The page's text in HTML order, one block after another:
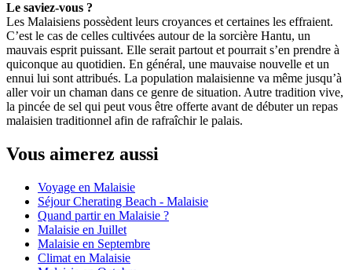
Le saviez-vous ?
Les Malaisiens possèdent leurs croyances et certaines les effraient.
C’est le cas de celles cultivées autour de la sorcière Hantu, un
mauvais esprit puissant. Elle serait partout et pourrait s’en prendre à
quiconque au quotidien. En général, une mauvaise nouvelle et un
ennui lui sont attribués. La population malaisienne va même jusqu’à
aller voir un chaman dans ce genre de situation. Autre tradition vive,
la pincée de sel qui peut vous être offerte avant de débuter un repas
malaisien traditionnel afin de rafraîchir le palais.
Vous aimerez aussi
Voyage en Malaisie
Séjour Cherating Beach - Malaisie
Quand partir en Malaisie ?
Malaisie en Juillet
Malaisie en Septembre
Climat en Malaisie